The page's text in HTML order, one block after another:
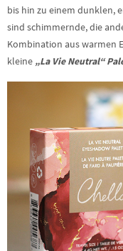
bis hin zu einem dunklen,
sind schimmernde, die
Kombination aus warmen
kleine „La Vie Neutral“